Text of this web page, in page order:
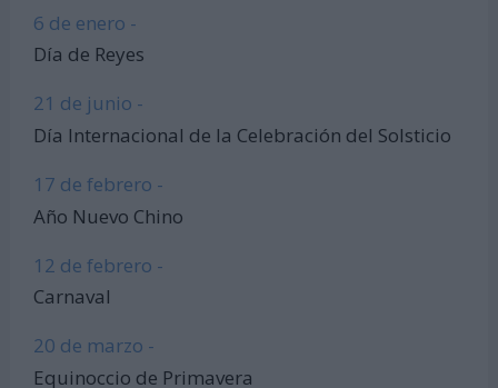
6 de enero -
Día de Reyes
21 de junio -
Día Internacional de la Celebración del Solsticio
17 de febrero -
Año Nuevo Chino
12 de febrero -
Carnaval
20 de marzo -
Equinoccio de Primavera